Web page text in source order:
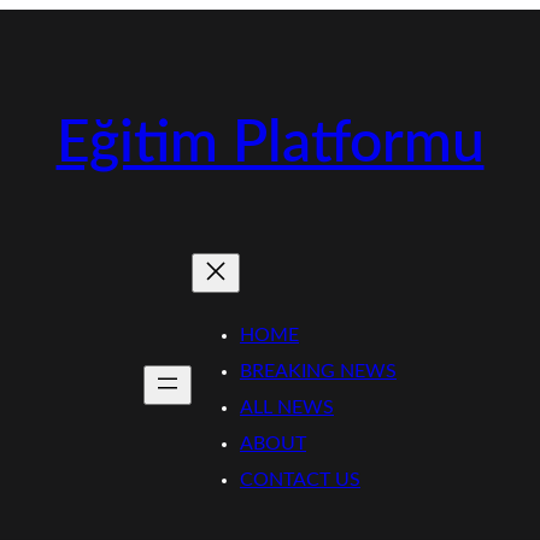
Eğitim Platformu
HOME
BREAKING NEWS
ALL NEWS
ABOUT
CONTACT US